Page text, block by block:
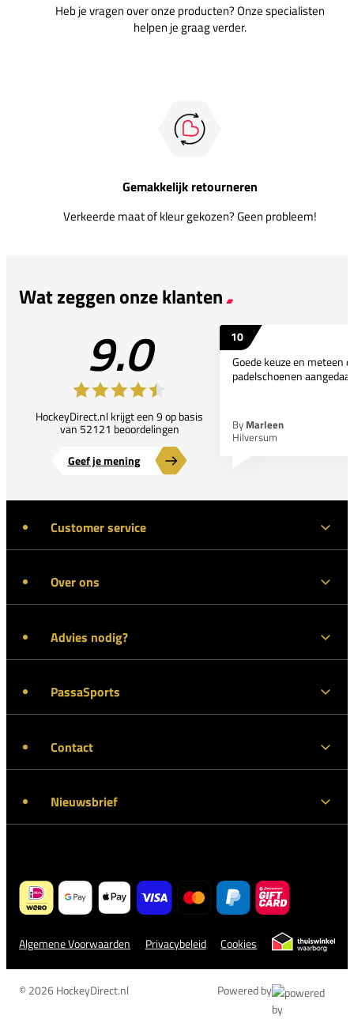
Heb je vragen over onze producten? Onze specialisten
helpen je graag verder.
Gemakkelijk retourneren
Verkeerde maat of kleur gekozen? Geen probleem!
Wat zeggen onze klanten
9.0
HockeyDirect.nl krijgt een 9 op basis
van 52121 beoordelingen
Geef je mening
10
Goede keuze en meteen
padelschoenen
By Marleen
Hilversum
Customer service
Over ons
Advies nodig?
PassaSports
Contact
Nieuwsbrief
Algemene Voorwaarden Privacybeleid Cookies
© 2026 HockeyDirect.nl Powered by